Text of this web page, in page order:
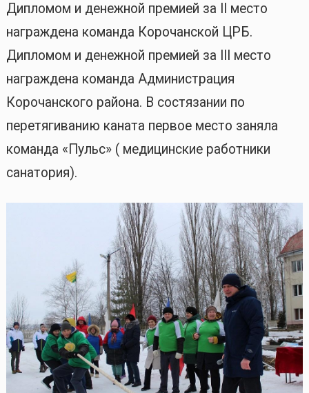
Дипломом и денежной премией за II место
награждена команда Корочанской ЦРБ.
Дипломом и денежной премией за III место
награждена команда Администрация
Корочанского района. В состязании по
перетягиванию каната первое место заняла
команда «Пульс» ( медицинские работники
санатория).